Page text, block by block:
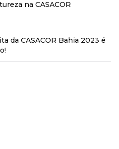
na CASACOR
da CASACOR Bahia 2023 é